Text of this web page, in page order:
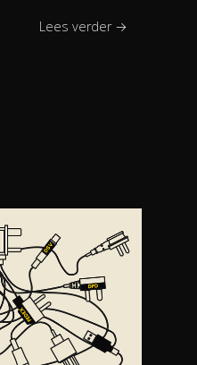
Lees verder →